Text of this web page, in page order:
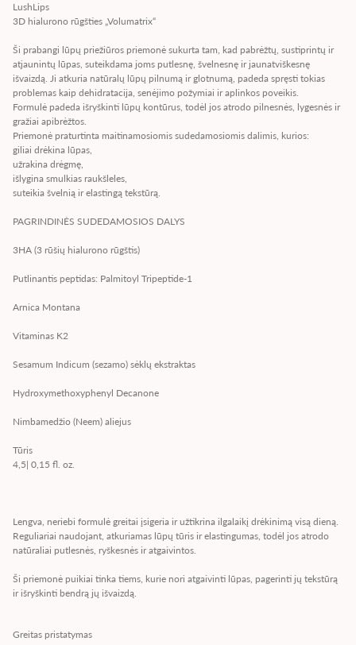
LushLips
3D hialurono rūgšties „Volumatrix“
Ši prabangi lūpų priežiūros priemonė sukurta tam, kad pabrėžtų, sustiprintų ir
atjaunintų lūpas, suteikdama joms putlesnę, švelnesnę ir jaunatviškesnę
išvaizdą. Ji atkuria natūralų lūpų pilnumą ir glotnumą, padeda spręsti tokias
problemas kaip dehidratacija, senėjimo požymiai ir aplinkos poveikis.
Formulė padeda išryškinti lūpų kontūrus, todėl jos atrodo pilnesnės, lygesnės ir
gražiai apibrėžtos.
Priemonė praturtinta maitinamosiomis sudedamosiomis dalimis, kurios:
giliai drėkina lūpas,
užrakina drėgmę,
išlygina smulkias raukšleles,
suteikia švelnią ir elastingą tekstūrą.
PAGRINDINĖS SUDEDAMOSIOS DALYS
3HA (3 rūšių hialurono rūgštis)
Putlinantis peptidas: Palmitoyl Tripeptide-1
Arnica Montana
Vitaminas K2
Sesamum Indicum (sezamo) sėklų ekstraktas
Hydroxymethoxyphenyl Decanone
Nimbamedžio (Neem) aliejus
Tūris
4,5| 0,15 fl. oz.
Lengva, neriebi formulė greitai įsigeria ir užtikrina ilgalaikį drėkinimą visą dieną.
Reguliariai naudojant, atkuriamas lūpų tūris ir elastingumas, todėl jos atrodo
natūraliai putlesnės, ryškesnės ir atgaivintos.
Ši priemonė puikiai tinka tiems, kurie nori atgaivinti lūpas, pagerinti jų tekstūrą
ir išryškinti bendrą jų išvaizdą.
Greitas pristatymas